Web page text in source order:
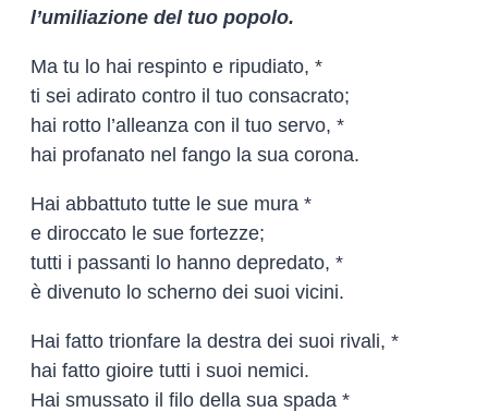
l’umiliazione del tuo popolo.
Ma tu lo hai respinto e ripudiato, *
ti sei adirato contro il tuo consacrato;
hai rotto l’alleanza con il tuo servo, *
hai profanato nel fango la sua corona.
Hai abbattuto tutte le sue mura *
e diroccato le sue fortezze;
tutti i passanti lo hanno depredato, *
è divenuto lo scherno dei suoi vicini.
Hai fatto trionfare la destra dei suoi rivali, *
hai fatto gioire tutti i suoi nemici.
Hai smussato il filo della sua spada *